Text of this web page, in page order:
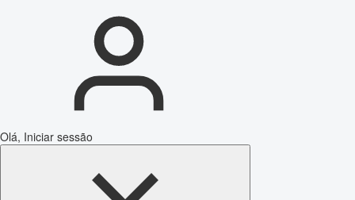
Olá, Iniciar sessão